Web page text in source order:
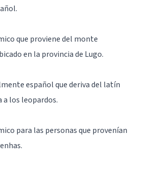
que proviene del monte
en la provincia de Lugo.
español que deriva del latín
a los leopardos.
para las personas que provenían